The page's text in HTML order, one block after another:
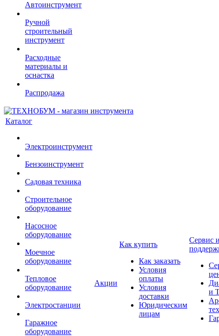
Автоинструмент
Ручной
строительный
инструмент
Расходные
материалы и
оснастка
Распродажа
Каталог
Электроинструмент
Бензоинструмент
Садовая техника
Строительное
оборудование
Насосное
оборудование
Моечное
оборудование
Тепловое
оборудование
Электростанции
Гаражное
оборудование
Акции
Как купить
Как заказать
Условия
оплаты
Условия
доставки
Юридическим
лицам
Сервис
и